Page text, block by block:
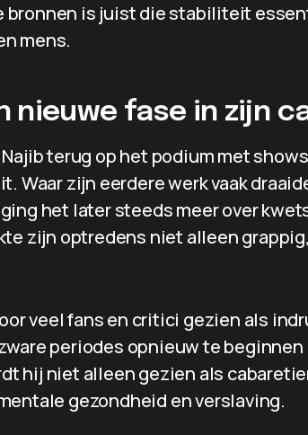
bronnen is juist die stabiliteit
mens.
nieuwe fase in zijn
terug op het podium met
Waar zijn eerdere werk vaak
het later steeds meer over
zijn optredens niet alleen
veel fans en critici gezien als
periodes opnieuw te
hij niet alleen gezien als
gezondheid en verslaving.